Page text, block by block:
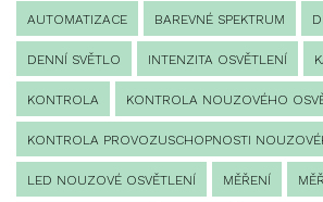
AUTOMATIZACE BAREVNÉ SPEKTRUM
DENNÍ SVĚTLO INTENZITA OSVĚTLENÍ
KONTROLA KONTROLA NOUZOVÉHO
KONTROLA PROVOZUSCHOPNOSTI
LED NOUZOVÉ OSVĚTLENÍ MĚŘENÍ